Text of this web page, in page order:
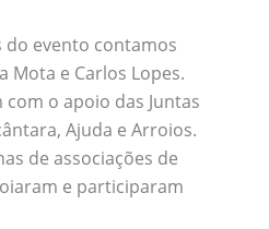
evento contamos
Mota e Carlos Lopes.
o apoio das Juntas
Ajuda e Arroios.
de associações de
e participaram